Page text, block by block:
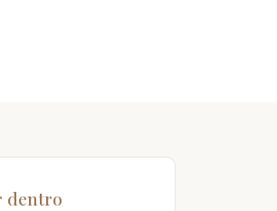
dentro